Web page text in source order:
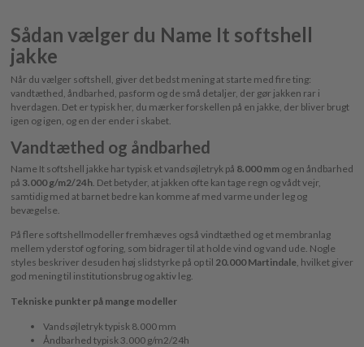
Sådan vælger du Name It softshell
jakke
Når du vælger softshell, giver det bedst mening at starte med fire ting:
vandtæthed, åndbarhed, pasform og de små detaljer, der gør jakken rar i
hverdagen. Det er typisk her, du mærker forskellen på en jakke, der bliver brugt
igen og igen, og en der ender i skabet.
Vandtæthed og åndbarhed
Name It softshell jakke har typisk et vandsøjletryk på 8.000 mmog en åndbarhed
på 3.000 g/m2/24h. Det betyder, at jakken ofte kan tage regn og vådt vejr,
samtidig med at barnet bedre kan komme af med varme under leg og
bevægelse.
På flere softshellmodeller fremhæves også vindtæthed og et membranlag
mellem yderstof og foring, som bidrager til at holde vind og vand ude. Nogle
styles beskriver desuden høj slidstyrke på op til 20.000 Martindale, hvilket giver
god mening til institutionsbrug og aktiv leg.
Tekniske punkter på mange modeller
Vandsøjletryk typisk 8.000 mm
Åndbarhed typisk 3.000 g/m2/24h